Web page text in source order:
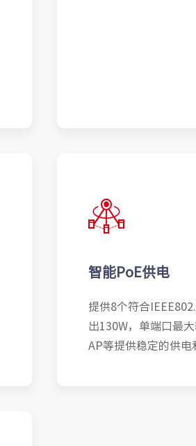
智能PoE供电
提供8个符合
出130W，单端口最
AP等提供稳定的供电